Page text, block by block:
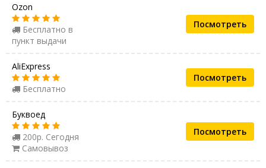
Ozon
Бесплатно в
пункт выдачи
Посмотреть
AliExpress
Бесплатно
Посмотреть
Буквоед
200р. Сегодня
Самовывоз
Посмотреть